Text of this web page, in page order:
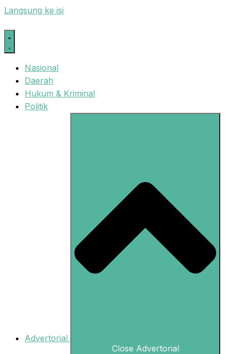
Langsung ke isi
Nasional
Daerah
Hukum & Kriminal
Politik
Advertorial
Close Advertorial